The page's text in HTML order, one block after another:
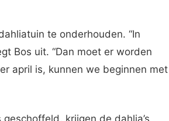
te onderhouden. “In
Bos uit. “Dan moet er worden
april is, kunnen we beginnen met
krijgen de dahlia’s